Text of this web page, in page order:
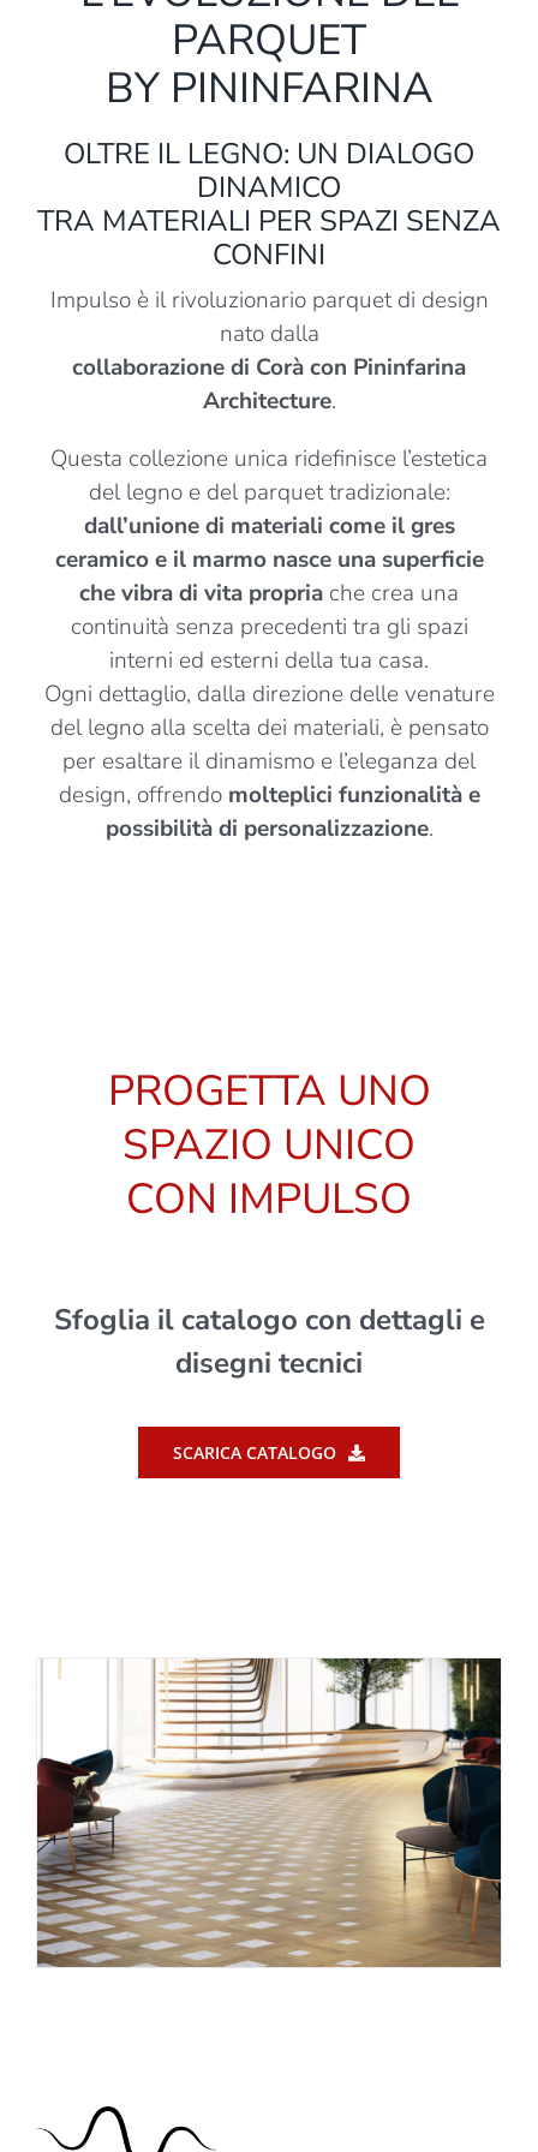
PARQUET
BY PININFARINA
OLTRE IL LEGNO: UN DIALOGO
DINAMICO
TRA MATERIALI PER SPAZI SENZA
CONFINI
Impulso è il rivoluzionario parquet di design
nato dalla
collaborazione di Corà con Pininfarina
Architecture.
Questa collezione unica ridefinisce l’estetica
del legno e del parquet tradizionale:
dall’unione di materiali come il gres
ceramico e il marmo nasce una superficie
che vibra di vita propria che crea una
continuità senza precedenti tra gli spazi
interni ed esterni della tua casa.
Ogni dettaglio, dalla direzione delle venature
del legno alla scelta dei materiali, è pensato
per esaltare il dinamismo e l’eleganza del
design, offrendo molteplici funzionalità e
possibilità di personalizzazione.
PROGETTA UNO
SPAZIO UNICO
CON IMPULSO
Sfoglia il catalogo con dettagli e
disegni tecnici
SCARICA CATALOGO